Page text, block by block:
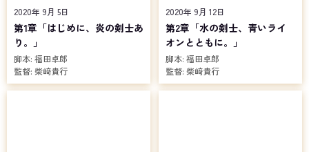
開した幼い頃の友人にして雷の剣士「仮面ライダーエスパーダ」こ
と富加宮賢人の姿もあり、倫太郎を含めた3人は仲間として、そして
友人として絆を育んでいく。
そんななか、15年前に組織を裏切った闇の剣士「仮面ライダーカ
リバー」が出現。大いなる力を手に入れようとメギドと結託し暗躍
するカリバーに対し、組織の剣士たちは力を合わせて奮戦する。戦
いが苛烈を極めていき、徐々に鮮明になる飛羽真が失っていた過去
2020年 9月 5日
第1章「はじめに、炎の剣士あ
り。」
脚本: 福田卓郎
監督: 柴﨑貴行
2020年 9月 12日
第2章「水の剣士、青いライ
オンとともに。」
脚本: 福田卓郎
監督: 柴﨑貴行